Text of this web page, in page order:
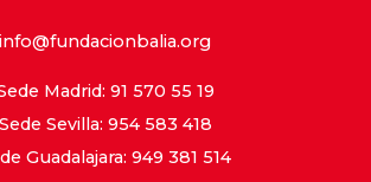
info@fundacionbalia.org
Madrid: 91 570 55 19
Sede Sevilla: 954 583 418
Guadalajara: 949 381 514